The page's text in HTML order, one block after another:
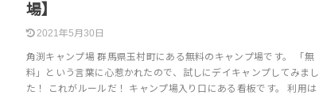
場】
2021年5月30日
角渕キャンプ場 群馬県玉村町にある無料のキャンプ場です。 「無
料」という言葉に心惹かれたので、試しにデイキャンプしてみまし
た！ これがルールだ！ キャンプ場入り口にある看板です。 利用は